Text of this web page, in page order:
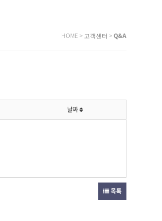
HOME > 고객센터 >Q&A
날짜
목록